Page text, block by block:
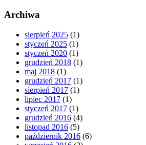
Archiwa
sierpień 2025 (1)
styczeń 2025 (1)
styczeń 2020 (1)
grudzień 2018 (1)
maj 2018 (1)
grudzień 2017 (1)
sierpień 2017 (1)
lipiec 2017 (1)
styczeń 2017 (1)
grudzień 2016 (4)
listopad 2016 (5)
październik 2016 (6)